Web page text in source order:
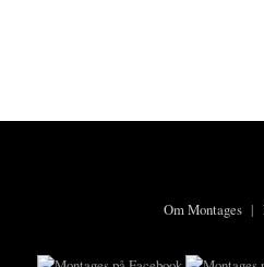
Om Montages|